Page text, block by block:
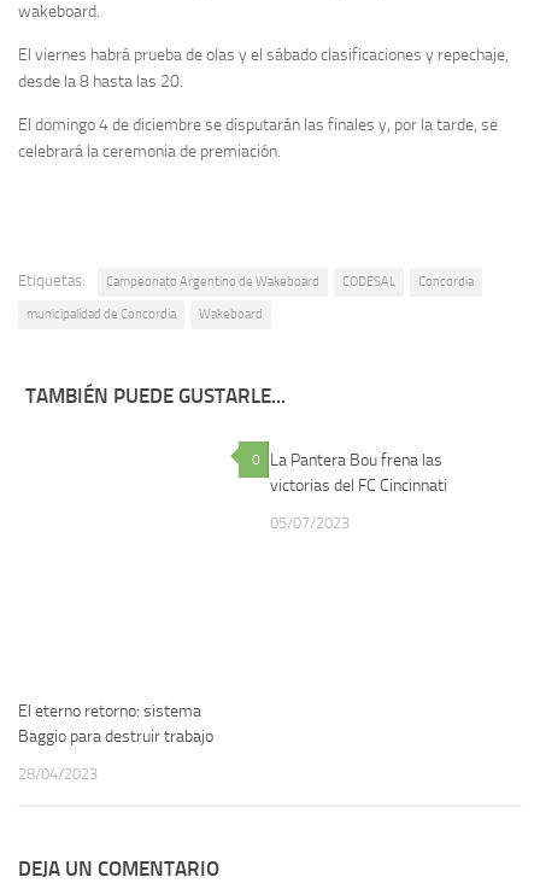
wakeboard.
El viernes habrá prueba de olas y el sábado clasificaciones y repechaje,
desde la 8 hasta las 20.
El domingo 4 de diciembre se disputarán las finales y, por la tarde, se
celebrará la ceremonia de premiación.
Etiquetas: Campeonato Argentino de Wakeboard CODESAL Concordia
municipalidad de Concordia Wakeboard
TAMBIÉN PUEDE GUSTARLE...
0
El eterno retorno: sistema
Baggio para destruir trabajo
28/04/2023
La Pantera Bou frena las
victorias del FC Cincinnati
05/07/2023
DEJA UN COMENTARIO